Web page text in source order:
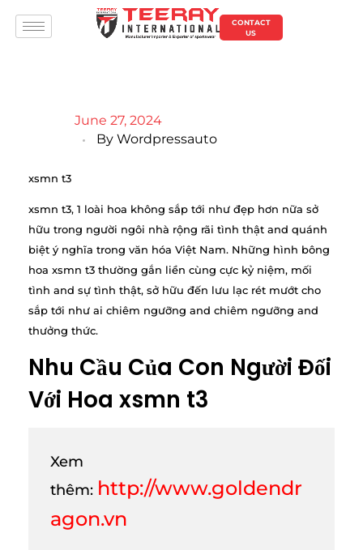
CONTACT
US
June 27, 2024
By Wordpressauto
xsmn t3
xsmn t3, 1 loài hoa không sắp tới như đẹp hơn nữa sở
hữu trong người ngôi nhà rộng rãi tình thật and quánh
biệt ý nghĩa trong văn hóa Việt Nam. Những hình bông
hoa xsmn t3 thường gắn liền cùng cực kỷ niệm, mối
tình and sự tình thật, sở hữu đến lưu lạc rét mướt cho
sắp tới như ai chiêm ngưỡng and chiêm ngưỡng and
thưởng thức.
Nhu Cầu Của Con Người Đối
Với Hoa xsmn t3
Xem
thêm: http://www.goldendr
agon.vn